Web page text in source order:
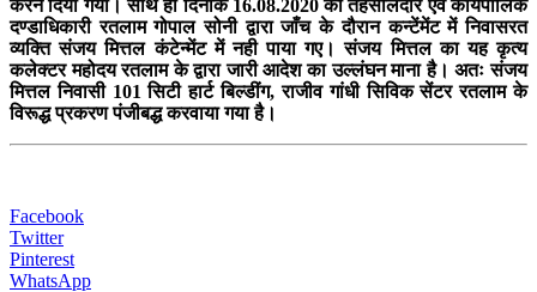
करने दिया गया। साथ ही दिनांक 16.08.2020 को तहसीलदार एवं कार्यपालिक
दण्डाधिकारी रतलाम गोपाल सोनी द्वारा जाँच के दौरान कन्टेंमेंट में निवासरत
व्यक्ति संजय मित्तल कंटेन्मेंट में नही पाया गए। संजय मित्तल का यह कृत्य
कलेक्टर महोदय रतलाम के द्वारा जारी आदेश का उल्लंघन माना है। अतः संजय
मित्तल निवासी 101 सिटी हार्ट बिल्डींग, राजीव गांधी सिविक सेंटर रतलाम के
विरूद्ध प्रकरण पंजीबद्ध करवाया गया है।
Facebook
Twitter
Pinterest
WhatsApp